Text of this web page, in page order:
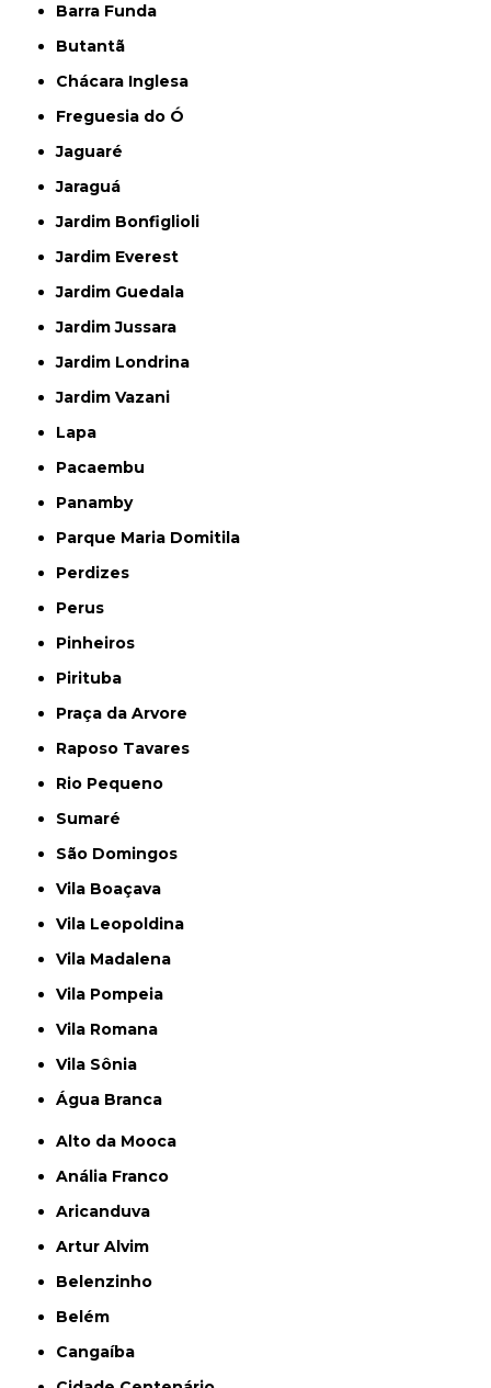
Barra Funda
Butantã
Chácara Inglesa
Freguesia do Ó
Jaguaré
Jaraguá
Jardim Bonfiglioli
Jardim Everest
Jardim Guedala
Jardim Jussara
Jardim Londrina
Jardim Vazani
Lapa
Pacaembu
Panamby
Parque Maria Domitila
Perdizes
Perus
Pinheiros
Pirituba
Praça da Arvore
Raposo Tavares
Rio Pequeno
Sumaré
São Domingos
Vila Boaçava
Vila Leopoldina
Vila Madalena
Vila Pompeia
Vila Romana
Vila Sônia
Água Branca
Alto da Mooca
Anália Franco
Aricanduva
Artur Alvim
Belenzinho
Belém
Cangaíba